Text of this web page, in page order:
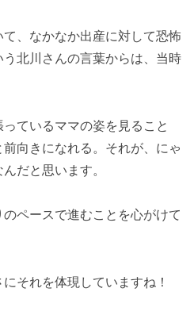
て、なかなか出産に対して恐怖
北川さんの言葉からは、当時
ているママの姿を見ること
向きになれる。それが、にゃ
だと思います。
ペースで進むことを心がけて
それを体現していますね！